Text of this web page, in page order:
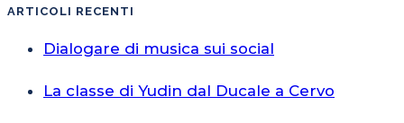
ARTICOLI RECENTI
Dialogare di musica sui social
La classe di Yudin dal Ducale a Cervo